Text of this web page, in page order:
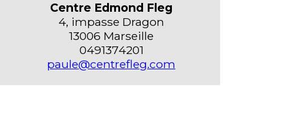
Centre Edmond Fleg
4, impasse Dragon
13006 Marseille
0491374201
paule@centrefleg.com